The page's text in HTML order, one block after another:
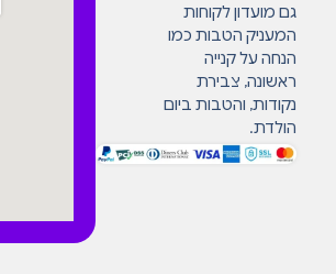
גם מועדון לקוחות
המעניק הטבות כמו
הנחה על קנייה
ראשונה, צבירת
נקודות, והטבות ביום
הולדת.